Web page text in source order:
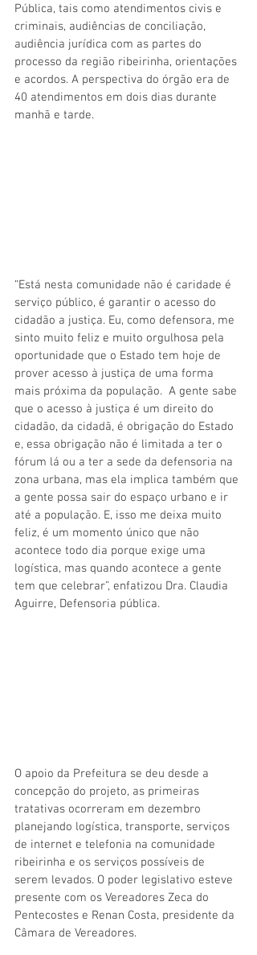
Pública, tais como atendimentos civis e
criminais, audiências de conciliação,
audiência jurídica com as partes do
processo da região ribeirinha, orientações
e acordos. A perspectiva do órgão era de
40 atendimentos em dois dias durante
manhã e tarde.
“Está nesta comunidade não é caridade é
serviço público, é garantir o acesso do
cidadão a justiça. Eu, como defensora, me
sinto muito feliz e muito orgulhosa pela
oportunidade que o Estado tem hoje de
prover acesso à justiça de uma forma
mais próxima da população.  A gente sabe
que o acesso à justiça é um direito do
cidadão, da cidadã, é obrigação do Estado
e, essa obrigação não é limitada a ter o
fórum lá ou a ter a sede da defensoria na
zona urbana, mas ela implica também que
a gente possa sair do espaço urbano e ir
até a população. E, isso me deixa muito
feliz, é um momento único que não
acontece todo dia porque exige uma
logística, mas quando acontece a gente
tem que celebrar”, enfatizou Dra. Claudia
Aguirre, Defensoria pública.
O apoio da Prefeitura se deu desde a
concepção do projeto, as primeiras
tratativas ocorreram em dezembro
planejando logística, transporte, serviços
de internet e telefonia na comunidade
ribeirinha e os serviços possíveis de
serem levados. O poder legislativo esteve
presente com os Vereadores Zeca do
Pentecostes e Renan Costa, presidente da
Câmara de Vereadores.